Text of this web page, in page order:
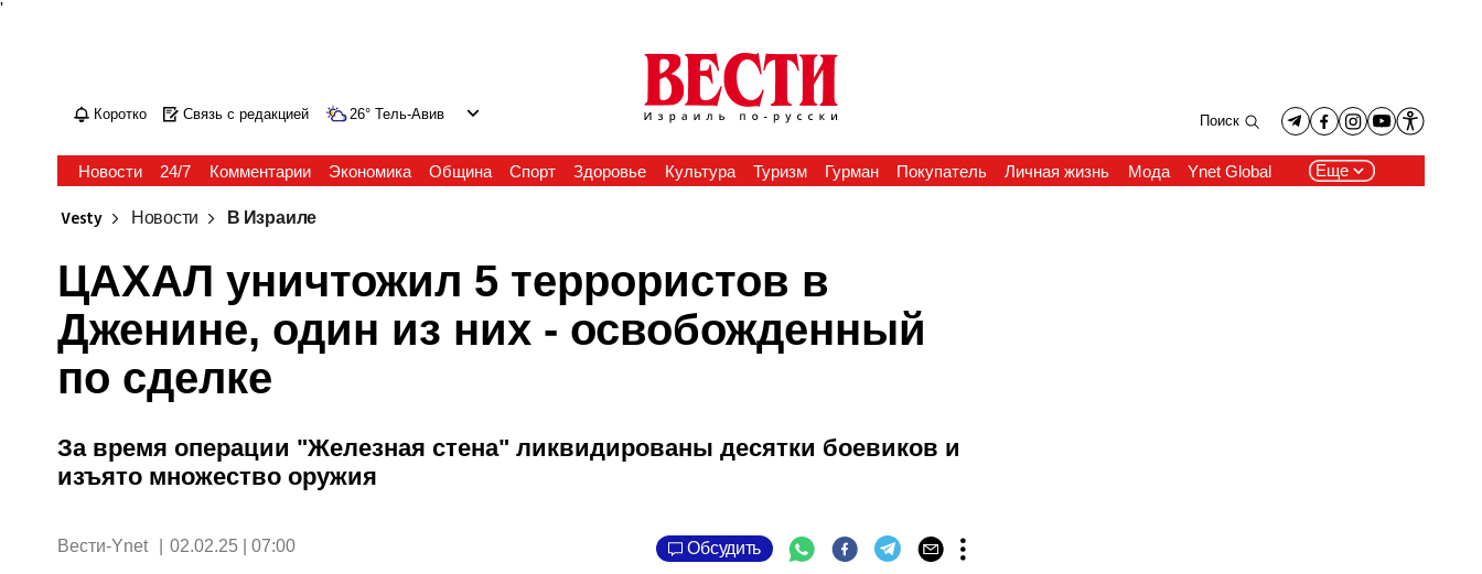
'
Коротко Связь с редакцией 26° Тель-Авив Поиск
Новости 24/7 Комментарии Экономика Община Спорт Здоровье Культура Туризм Гурман Покупатель Личная жизнь Мода Ynet Global Еще
Vesty Новости В Израиле
ЦАХАЛ уничтожил 5 террористов в
Дженине, один из них - освобожденный
по сделке
За время операции "Железная стена" ликвидированы десятки боевиков и
изъято множество оружия
Вести-Ynet 02.02.25 | 07:00 Обсудить